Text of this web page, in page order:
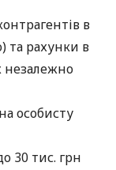
в
та рахунки в
незалежно
особисту
30 тис. грн